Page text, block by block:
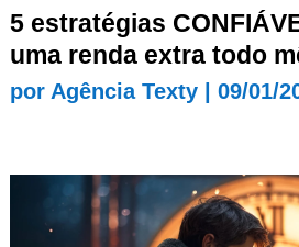
5 estratégias
uma renda extra todo
por Agência Texty| 09/01/